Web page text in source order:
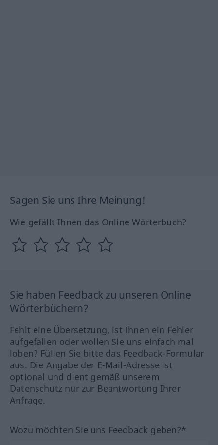
Sagen Sie uns Ihre Meinung!
Wie gefällt Ihnen das Online Wörterbuch?
Sie haben Feedback zu unseren Online
Wörterbüchern?
Fehlt eine Übersetzung, ist Ihnen ein Fehler
aufgefallen oder wollen Sie uns einfach mal
loben? Füllen Sie bitte das Feedback-Formular
aus. Die Angabe der E-Mail-Adresse ist
optional und dient gemäß unserem
Datenschutz nur zur Beantwortung Ihrer
Anfrage.
Wozu möchten Sie uns Feedback geben?*